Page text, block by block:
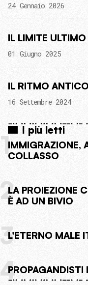
24 Gennaio 2026
IL LIMITE
01 Giugno 2025
IL RITMO
16 Settembre 2024
I più letti
1IMMIGRAZIONE,
COLLASSO
2LA PROIEZIONE
È AD UN BIVIO
3L'ETERNO MALE
4PROPAGANDISTI